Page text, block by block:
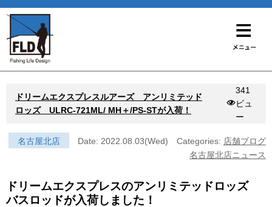
ドリームエクスプレスルアーズ アンリミテッド
ロッズ ULRC-721ML/ MH＋/PS-STが入荷！
341
ビュ
ー
名古屋北店 Date: 2022.08.03(Wed) Categories: 店舗ブログ
名古屋北店ニュース
ドリームエクスプレスのアンリミテッドロッズ
バスロッドが入荷しました！